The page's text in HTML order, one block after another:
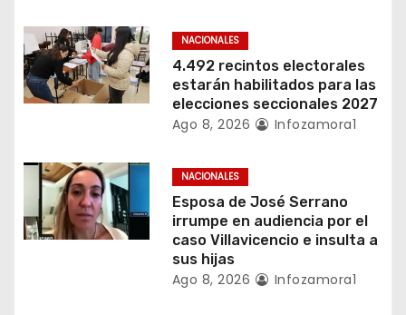
t
r
a
a
s
NACIONALES
4.492 recintos electorales
estarán habilitados para las
elecciones seccionales 2027
Ago 8, 2026 Infozamora1
NACIONALES
Esposa de José Serrano
irrumpe en audiencia por el
caso Villavicencio e insulta a
sus hijas
Ago 8, 2026 Infozamora1